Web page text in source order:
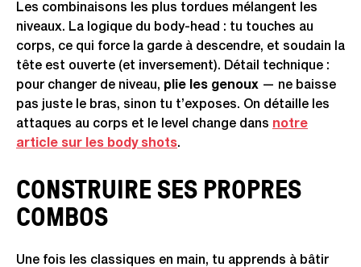
Les combinaisons les plus tordues mélangent les
niveaux. La logique du body-head : tu touches au
corps, ce qui force la garde à descendre, et soudain la
tête est ouverte (et inversement). Détail technique :
pour changer de niveau, plie les genoux — ne baisse
pas juste le bras, sinon tu t’exposes. On détaille les
attaques au corps et le level change dans notre
article sur les body shots.
CONSTRUIRE SES PROPRES
COMBOS
Une fois les classiques en main, tu apprends à bâtir